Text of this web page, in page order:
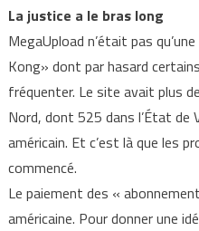
La justice a le bras long
MegaUpload n’était pas
Kong» dont par hasard
fréquenter. Le site avait plus
Nord, dont 525 dans l’État de
américain. Et c’est là que les
commencé.
Le paiement des «
américaine. Pour donner une